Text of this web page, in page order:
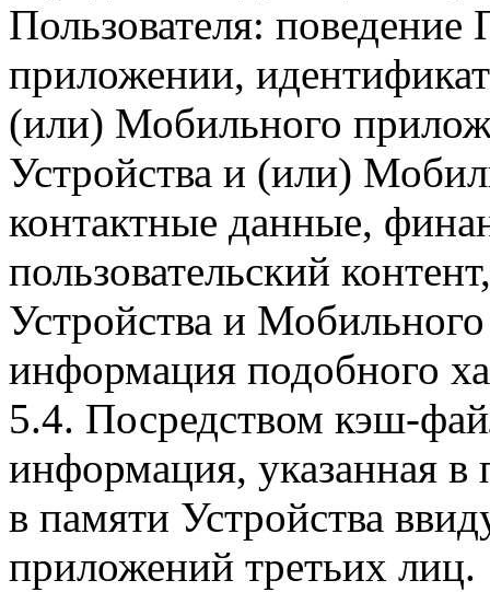
Пользователя:
приложении,
(или) Мобильного
Устройства и (или)
контактные данные,
пользовательский
Устройства и
информация подобного
5.4. Посредством кэш-
информация, указанная в
в памяти Устройства
приложений третьих лиц.